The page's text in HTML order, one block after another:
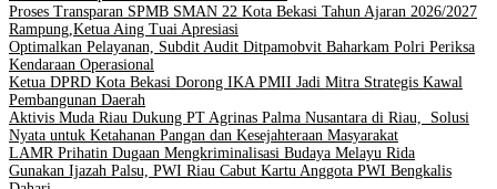
Proses Transparan SPMB SMAN 22 Kota Bekasi Tahun Ajaran 2026/2027
Rampung,Ketua Aing Tuai Apresiasi
Optimalkan Pelayanan, Subdit Audit Ditpamobvit Baharkam Polri Periksa
Kendaraan Operasional
Ketua DPRD Kota Bekasi Dorong IKA PMII Jadi Mitra Strategis Kawal
Pembangunan Daerah
Aktivis Muda Riau Dukung PT Agrinas Palma Nusantara di Riau, Solusi
Nyata untuk Ketahanan Pangan dan Kesejahteraan Masyarakat
LAMR Prihatin Dugaan Mengkriminalisasi Budaya Melayu Rida
Gunakan Ijazah Palsu, PWI Riau Cabut Kartu Anggota PWI Bengkalis